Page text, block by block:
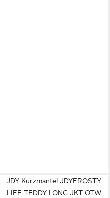
JDY Kurzmantel JDYFROSTY
LIFE TEDDY LONG JKT OTW